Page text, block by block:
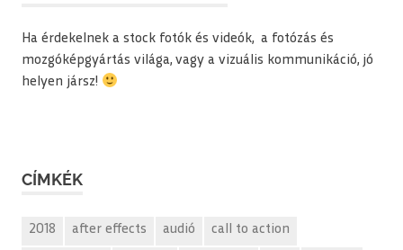
Ha érdekelnek a stock fotók és videók, a fotózás és
mozgóképgyártás világa, vagy a vizuális kommunikáció, jó
helyen jársz!
CÍMKÉK
2018 after effects audió call to action